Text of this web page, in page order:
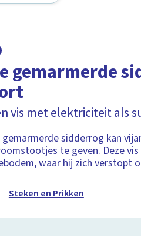
gemarmerde
vis met elektriciteit als
gemarmerde sidderrog kan
te geven. Deze
waar hij zich verstopt
Steken en Prikken